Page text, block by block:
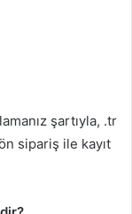
şartıyla, .tr
sipariş ile kayıt